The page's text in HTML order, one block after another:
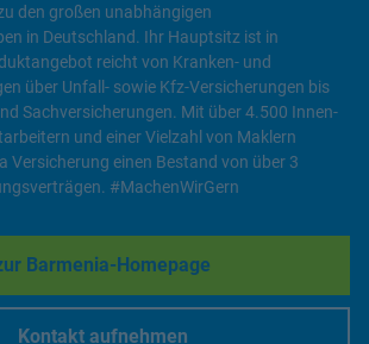
den großen unabhängigen
in Deutschland. Ihr Hauptsitz ist in
reicht von Kranken- und
über Unfall- sowie Kfz-Versicherungen bis
Sachversicherungen. Mit über 4.500 Innen-
und einer Vielzahl von Maklern
Versicherung einen Bestand von über 3
#MachenWirGern
Barmenia-Homepage
Link Opens in New Tab
Kontakt aufnehmen